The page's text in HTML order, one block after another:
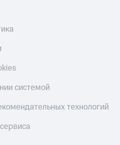
системой
технологий